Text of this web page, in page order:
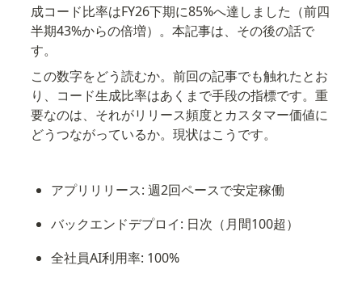
成コード比率はFY26下期に85%へ達しました（前四
半期43%からの倍増）。本記事は、その後の話で
す。
この数字をどう読むか。前回の記事でも触れたとお
り、コード生成比率はあくまで手段の指標です。重
要なのは、それがリリース頻度とカスタマー価値に
どうつながっているか。現状はこうです。
アプリリリース: 週2回ペースで安定稼働
バックエンドデプロイ: 日次（月間100超）
全社員AI利用率: 100%